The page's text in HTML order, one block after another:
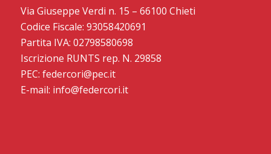
Via Giuseppe Verdi n. 15 – 66100 Chieti
Codice Fiscale: 93058420691
Partita IVA: 02798580698
Iscrizione RUNTS rep. N. 29858
PEC: federcori@pec.it
E-mail: info@federcori.it